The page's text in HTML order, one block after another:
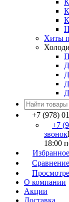
Хиты
+7 (978)
+7
звонок
18:00
Избранное
Сравнение
О компании
Акции
Доставка